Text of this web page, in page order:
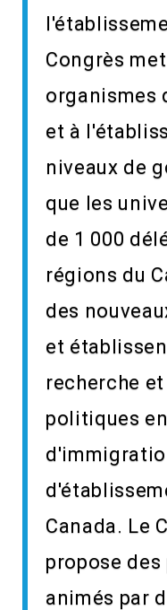
Congrès
organismes
et à
niveaux de
que les
de 1 000
régions du
des
et
recherche
politiques
Canada. Le
propose
animés par